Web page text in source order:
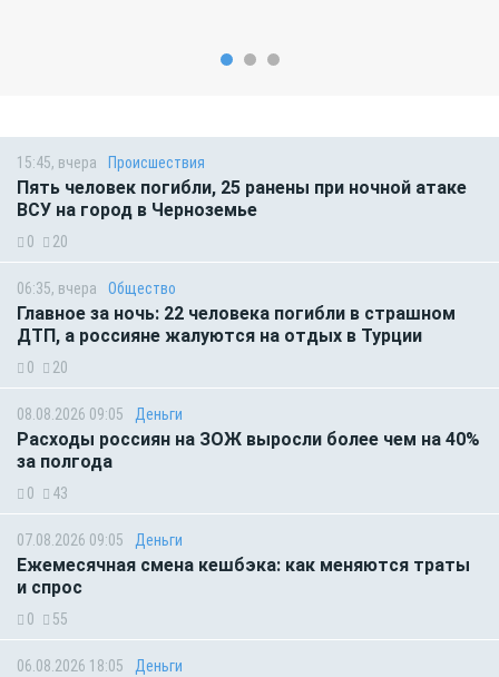
15:45, вчера Происшествия
Пять человек погибли, 25 ранены при ночной атаке
ВСУ на город в Черноземье
0 20
06:35, вчера Общество
Главное за ночь: 22 человека погибли в страшном
ДТП, а россияне жалуются на отдых в Турции
0 20
08.08.2026 09:05 Деньги
Расходы россиян на ЗОЖ выросли более чем на 40%
за полгода
0 43
07.08.2026 09:05 Деньги
Ежемесячная смена кешбэка: как меняются траты
и спрос
0 55
06.08.2026 18:05 Деньги